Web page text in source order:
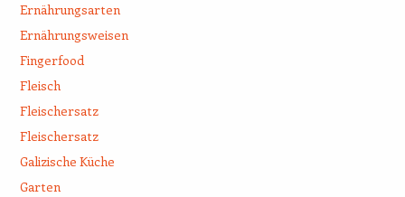
Ernährungsarten
Ernährungsweisen
Fingerfood
Fleisch
Fleischersatz
Fleischersatz
Galizische Küche
Garten